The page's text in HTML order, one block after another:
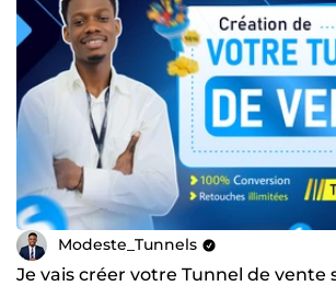
Modeste_Tunnels
Je vais créer votre Tunnel de vente